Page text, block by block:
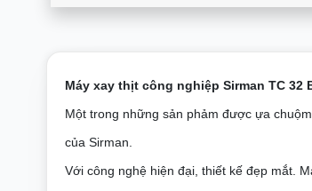
Máy xay thịt công nghiệp Sirman TC 32
Một trong những sản phảm được ựa
của Sirman.
Với công nghệ hiện đại, thiết kế đẹp mắt.